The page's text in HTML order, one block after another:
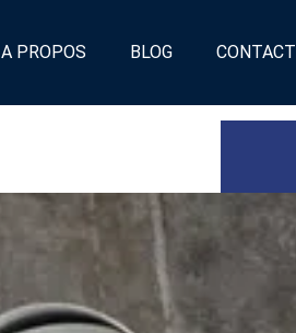
A PROPOS BLOG CONTACT